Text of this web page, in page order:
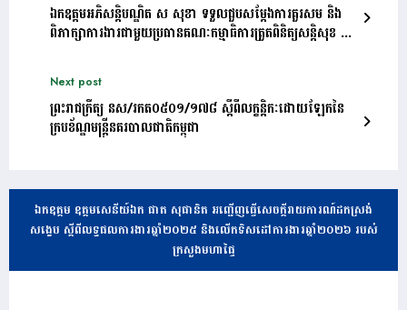
ឯកឧត្តម​អភិសន្តិបណ្ឌិត​ ស​ សុខា​ ទទួល​ជួប​សម្តែងការគួរសម និង​
ពិភាក្សា​ការងារជាមួយ​ប្រធានគណៈកម្មាធិការត្រួតពិនិត្យសន្តិសុខ និង
Next post
ព្រះរាជក្រឹត្យ នស/រកត០៥០១/១៧៨ ស្តីពីលក្ខន្តិកៈដោយឡែកនៃ
ក្របខ័ណ្ឌមន្រ្តីនគរបាលជាតិកម្ពុជា
ឯកឧត្តម ឧត្តមសេនីយ៍ឯក ផាត សុផានិត អញ្ជើញធ្វើសេចក្តីរាយការណ៍ដកស្រង់
សង្ខេប ស្តីពីលទ្ធផលការងារឆ្នាំ២០២៥ និងលើកទិសដៅការងារឆ្នាំ២០២៦ របស់
ក្រសួងមហាផ្ទៃ